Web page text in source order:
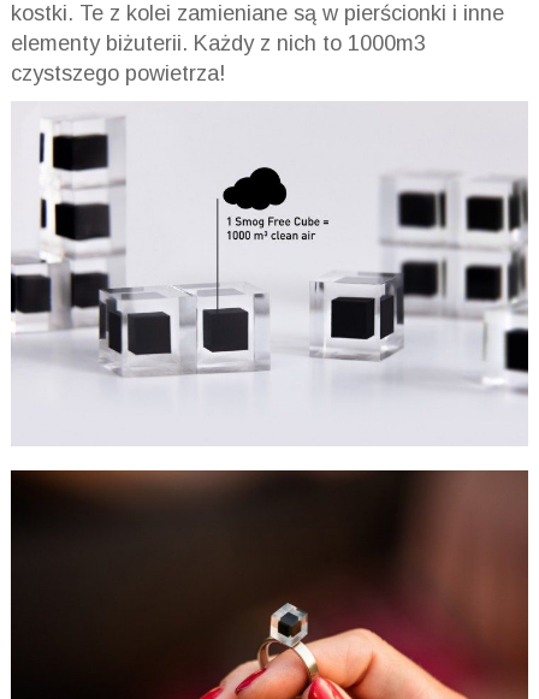
kostki. Te z kolei zamieniane są w pierścionki i inne
elementy biżuterii. Każdy z nich to 1000m3
czystszego powietrza!